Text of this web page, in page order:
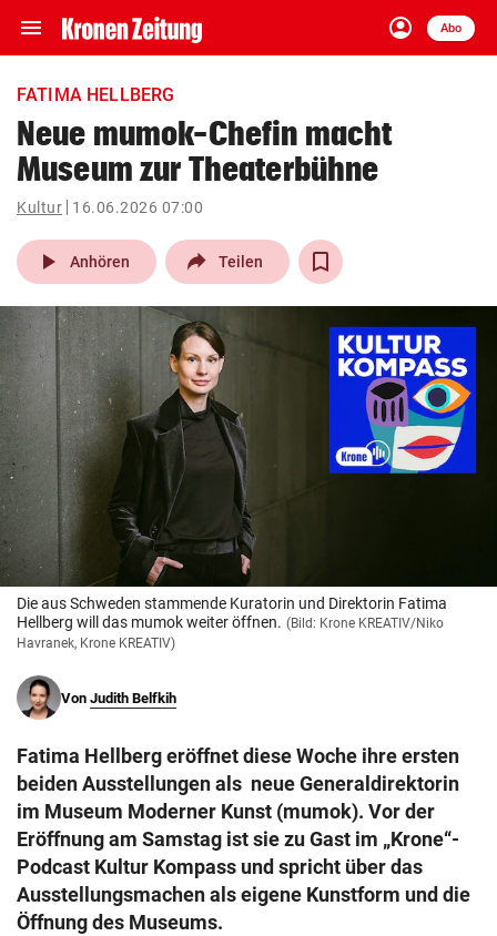
menu Navigation
ein-/ausklappen
account_circle
Anmelden
Abo
close Schließen
account_circle Anmelden
arrow_right
pin_drop
Wien arrow_right
bookmark
search
Suchbegriff
eingeben
© Krone Multimedia GmbH & Co KG 2026
Muthgasse 2, 1190 Wien
FATIMA HELLBERG
Neue mumok-Chefin macht
Museum zur Theaterbühne
Kultur 16.06.2026 07:00
play_arrow Anhören Teilen
Die aus Schweden stammende Kuratorin und Direktorin Fatima
Hellberg will das mumok weiter öffnen. (Bild: Krone KREATIV/Niko
Havranek, Krone KREATIV)
Von Judith Belfkih
Fatima Hellberg eröffnet diese Woche ihre ersten
beiden Ausstellungen als neue Generaldirektorin
im Museum Moderner Kunst (mumok). Vor der
Eröffnung am Samstag ist sie zu Gast im „Krone“-
Podcast Kultur Kompass und spricht über das
Ausstellungsmachen als eigene Kunstform und die
Öffnung des Museums.